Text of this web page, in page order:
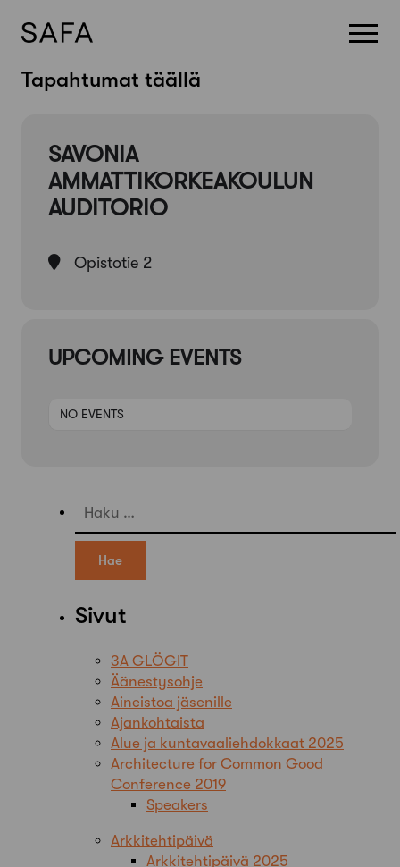
SkipTapahtumat täällä
SAVONIA
AMMATTIKORKEAKOULUN
AUDITORIO
Opistotie 2
UPCOMING EVENTS
NO EVENTS
Haku:
Sivut
3A GLÖGIT
Äänestysohje
Aineistoa jäsenille
Ajankohtaista
Alue ja kuntavaaliehdokkaat 2025
Architecture for Common Good
Conference 2019
Speakers
Arkkitehtipäivä
Arkkitehtipäivä 2025